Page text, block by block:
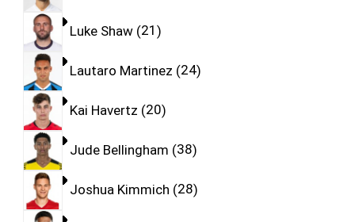
Luke Shaw 21
Lautaro Martinez 24
Kai Havertz 20
Jude Bellingham 38
Joshua Kimmich 28